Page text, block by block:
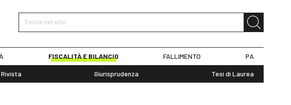
Cerca nel sito
FISCALITÀ E BILANCIO FALLIMENTO PA
Rivista Giurisprudenza Tesi di Laurea